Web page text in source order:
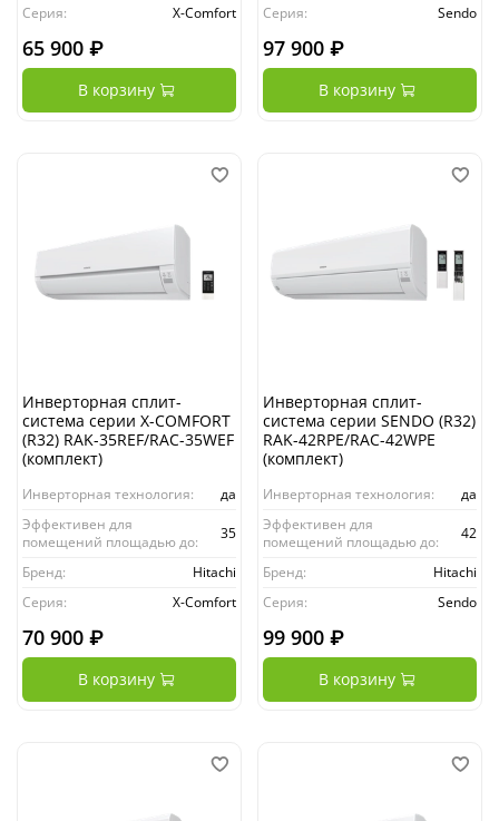
Серия:
X-Comfort
65 900 ₽
В корзину
Серия:
Sendo
97 900 ₽
В корзину
Инверторная сплит-
система серии X-COMFORT
(R32) RAK-35REF/RAC-35WEF
(комплект)
Инверторная технология:
да
Эффективен для
помещений площадью до:
35
Бренд:
Hitachi
Серия:
X-Comfort
70 900 ₽
В корзину
Инверторная сплит-
система серии SENDO (R32)
RAK-42RPE/RAC-42WPE
(комплект)
Инверторная технология:
да
Эффективен для
помещений площадью до:
42
Бренд:
Hitachi
Серия:
Sendo
99 900 ₽
В корзину